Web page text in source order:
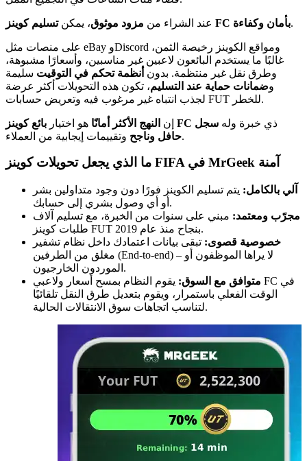
عند الشراء من مزود موثوق، يمكن تسليم كوينز FC بأمان وكفاءة.
على منصات مثل eBay وDiscord ومواقع الكوينز رخيصة الثمن،
غالبًا ما يستخدم البائعون لاعبين غير مناسبين، وأسعارًا مشبوهة،
وطرق نقل غير منتظمة. بدون أنظمة تحكم في التوقيت سليمة
وضمانات حماية عند التسليم، تكون هذه التحويلات أكثر عرضة
لجذب انتباه غير مرغوب فيه وتعريض حسابات FUT للخطر.
إن النهج الأكثر أمانًا هو اختيار بائع كوينز FC ذي خبرة وله سجل
حافل وناجحوتقييمات إيجابية من العملاء.
ما الذي يجعل تحويلات كوينز FIFA في MrGeek آمنة
آلي بالكامل: يتم تسليم الكوينز فورًا دون وجود متداولين بشر
أو أي وصول بشري إلى حسابك.
مجرّب ومعتمد: مبني على سنوات من الخبرة، مع تسليم آلاف
طلبات كوينز FUT بنجاح منذ عام 2019.
خصوصية قصوى: تبقى بيانات اعتمادك داخل نظام تشفير
مغلق من الطرفين (End-to-end) – لا يراها الموظفون أو
الموردون الخارجيون.
متوافق مع السوق: يقوم النظام بمسح أسعار ولاعبي FC في
الوقت الفعلي باستمرار، ويقوم بتعديل طرق النقل تلقائيًا
لتناسب اتجاهات سوق الانتقالات الحالية.